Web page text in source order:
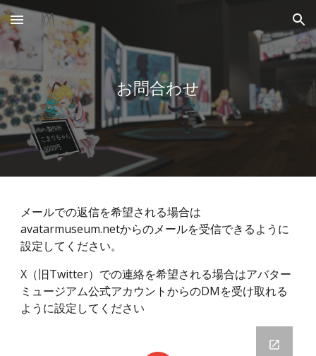
Skip to main content Skip to navigation
お問合わせ
メールでの返信を希望される場合は
avatarmuseum.netからのメールを受信できるように
設定してください。
X（旧Twitter）での連絡を希望される場合はアバター
ミュージアム公式アカウントからのDMを受け取れる
ように設定してください